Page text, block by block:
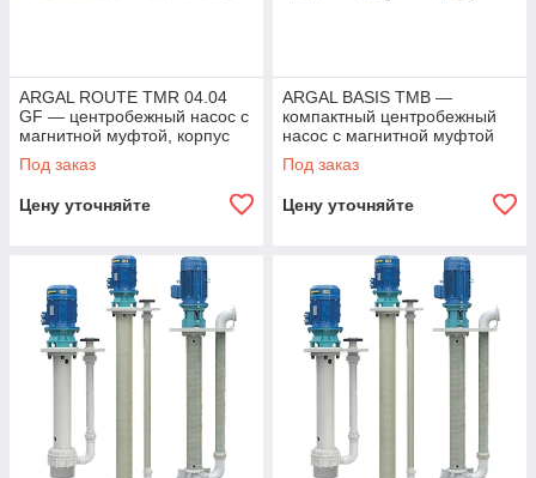
ARGAL ROUTE TMR 04.04
GF — центробежный насос с
магнитной муфтой, корпус
ETFE, 0,18 кВт
Под заказ
Цену уточняйте
ARGAL BASIS TMB —
компактный центробежный
насос с магнитной муфтой
Под заказ
Цену уточняйте